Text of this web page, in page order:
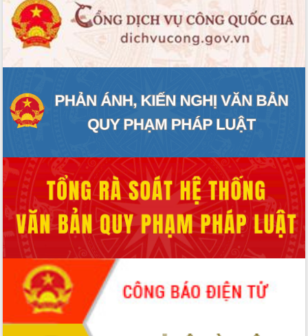
VĂN BẢN HĐND TỈNH
ĐIỂM TIN VĂN BẢN